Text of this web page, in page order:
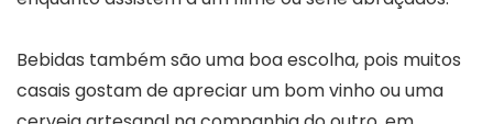
Bebidas também são uma boa escolha, pois muitos
casais gostam de apreciar um bom vinho ou uma